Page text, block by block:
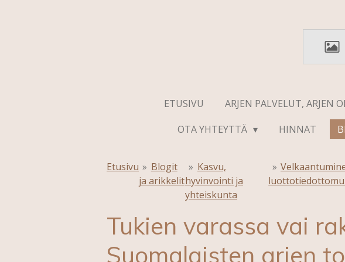
ETUSIVU ARJEN PALVELUT, ARJEN
OTA YHTEYTTÄ
HINNAT
Etusivu » Blogit
ja arikkelit
» Kasvu,
hyvinvointi ja
yhteiskunta
»
Tukien varassa vai
Suomalaisten arjen